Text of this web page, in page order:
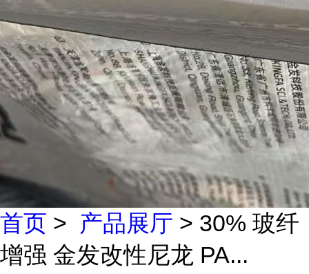
首页 > 产品展厅 > 30% 玻纤
增强 金发改性尼龙 PA...